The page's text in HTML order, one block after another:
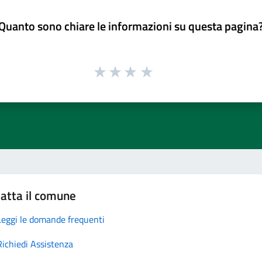
sono chiare le informazioni su questa
il comune
le domande frequenti
Assistenza